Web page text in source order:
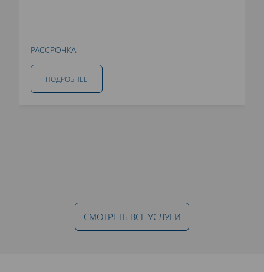
РАССРОЧКА
ПОДРОБНЕЕ
СМОТРЕТЬ ВСЕ УСЛУГИ